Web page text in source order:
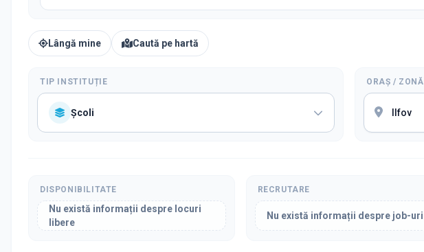
Lângă mine Caută pe hartă
TIP INSTITUȚIE
Școli
ORAȘ / ZONĂ
DISPONIBILITATE
Nu există informații despre locuri
libere
RECRUTARE
Nu există informații despre job-uri